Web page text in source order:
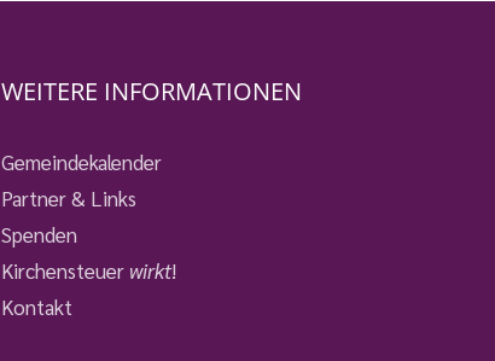
WEITERE INFORMATIONEN
Gemeindekalender
Partner & Links
Spenden
Kirchensteuer wirkt!
Kontakt